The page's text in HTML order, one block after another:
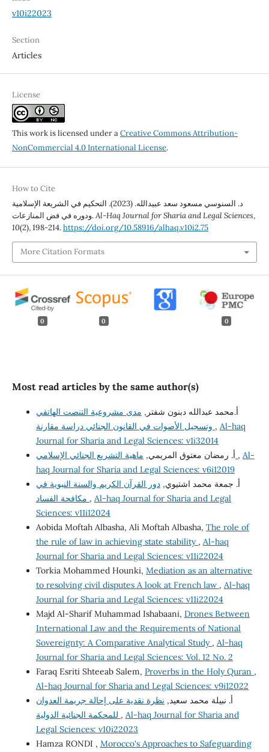
v10i22023
Section
Articles
License
This work is licensed under aCreative Commons Attribution-
NonCommercial 4.0 International License.
How to Cite
د. السنوسي مسعود سعد عبيدالله. (2023). التحكيم في الشريعة الإسلامية
ودوره في فض المنازعات.Al-Haq Journal for Sharia and Legal Sciences,
10(2), 198-214.https://doi.org/10.58916/alhaq.v10i2.75
More Citation Formats
0 0 0
Most read articles by the same author(s)
أ.محمد عبدالله دبنون شفتر, مدى مشروعية التنصت الهاتفي
, Al-haq
Journal for Sharia and Legal Sciences: v1i32014
أ. رمضان معتوق المريمي, , Al-
haq Journal for Sharia and Legal Sciences: v6i12019
أ. جمعة محمد اشتيوي,دور القرآن الكريم والسنة النبوية في
, Al-haq Journal for Sharia and Legal
Sciences: v11i12024
Aobida Moftah Albasha, Ali Moftah Albasha, The role of
the rule of law in achieving state stability , Al-haq
Journal for Sharia and Legal Sciences: v11i22024
Torkia Mohammed Hounki, Mediation as an alternative
to resolving civil disputes A look at French law , Al-haq
Journal for Sharia and Legal Sciences: v11i22024
Majd Al-Sharif Muhammad Ishabaani, Drones Between
International Law and the Requirements of National
Sovereignty: A Comparative Analytical Study , Al-haq
Journal for Sharia and Legal Sciences: Vol. 12 No. 2
Faraq Esriti Shteeab Salem, Proverbs in the Holy Quran ,
Al-haq Journal for Sharia and Legal Sciences: v9i12022
أ. نبيلة محمد سعيد, نظرة نقدية على إحالة جريمة العدوان
, Al-haq Journal for Sharia and
Legal Sciences: v10i22023
Hamza RONDI , Morocco's Approaches to Safeguarding